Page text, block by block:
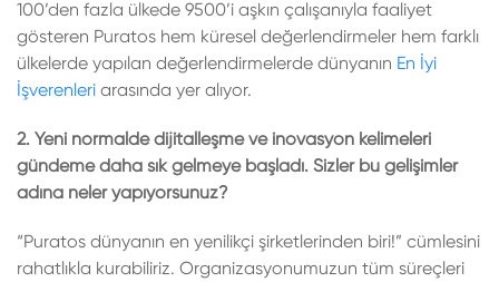
100’den fazla ülkede 9500’i aşkın çalışanıyla faaliyet
gösteren Puratos hem küresel değerlendirmeler hem farklı
ülkelerde yapılan değerlendirmelerde dünyanın En İyi
İşverenleri arasında yer alıyor.
2. Yeni normalde dijitalleşme ve inovasyon kelimeleri
gündeme daha sık gelmeye başladı. Sizler bu gelişimler
adına neler yapıyorsunuz?
“Puratos dünyanın en yenilikçi şirketlerinden biri!” cümlesini
rahatlıkla kurabiliriz. Organizasyonumuzun tüm süreçleri